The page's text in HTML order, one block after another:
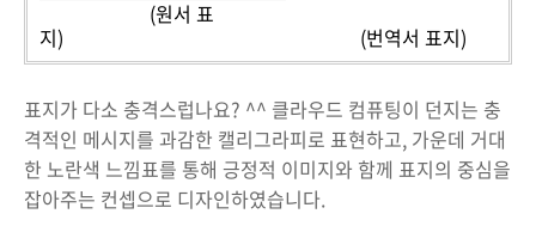
(원서 표
지) (번역서 표지)
표지가 다소 충격스럽나요? ^^ 클라우드 컴퓨팅이 던지는 충
격적인 메시지를 과감한 캘리그라피로 표현하고, 가운데 거대
한 노란색 느낌표를 통해 긍정적 이미지와 함께 표지의 중심을
잡아주는 컨셉으로 디자인하였습니다.